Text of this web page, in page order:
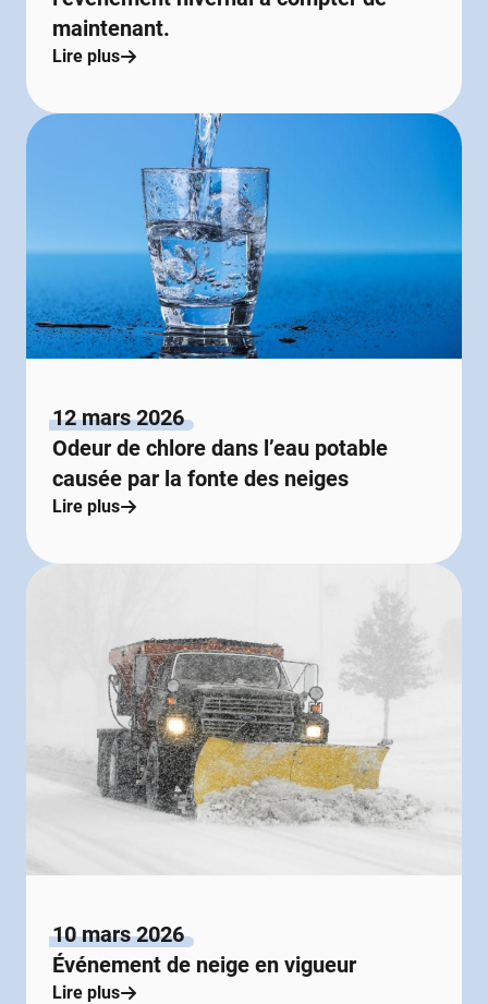
maintenant.
Lire plus
12 mars 2026
Odeur de chlore dans l’eau potable
causée par la fonte des neiges
Lire plus
10 mars 2026
Événement de neige en vigueur
Lire plus